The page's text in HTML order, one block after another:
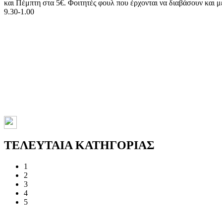
και Πέμπτη στα 5€. Φοιτητές φουλ που έρχονται να διαβάσουν
9.30-1.00
ΤΕΛΕΥΤΑΙΑ ΚΑΤΗΓΟΡΙΑΣ
1
2
3
4
5